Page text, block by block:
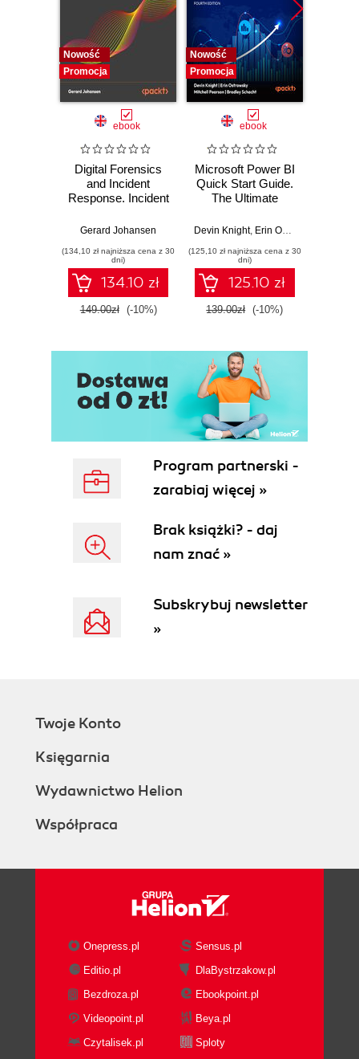
Nowość
Promocja
ebook
Digital Forensics
and Incident
Response. Incident
and techniques for
threat response -
Fourth Edition
Gerard Johansen
(134,10 zł najniższa cena z 30
dni)
134.10 zł
149.00zł (-10%)
Nowość
Promocja
ebook
Microsoft Power BI
Quick Start Guide.
The Ultimate
to Power BI, Data
Tools, and
Microsoft Fabric -
Fourth Edition
Devin Knight, Erin Ostrowsky
(125,10 zł najniższa cena z 30
dni)
125.10 zł
139.00zł (-10%)
Program partnerski -
zarabiaj więcej »
Brak książki? - daj
nam znać »
Subskrybuj newsletter
»
Twoje Konto
Księgarnia
Wydawnictwo Helion
Współpraca
Onepress.pl
Sensus.pl
Editio.pl
DlaBystrzakow.pl
Bezdroza.pl
Ebookpoint.pl
Videopoint.pl
Beya.pl
Czytalisek.pl
Sploty